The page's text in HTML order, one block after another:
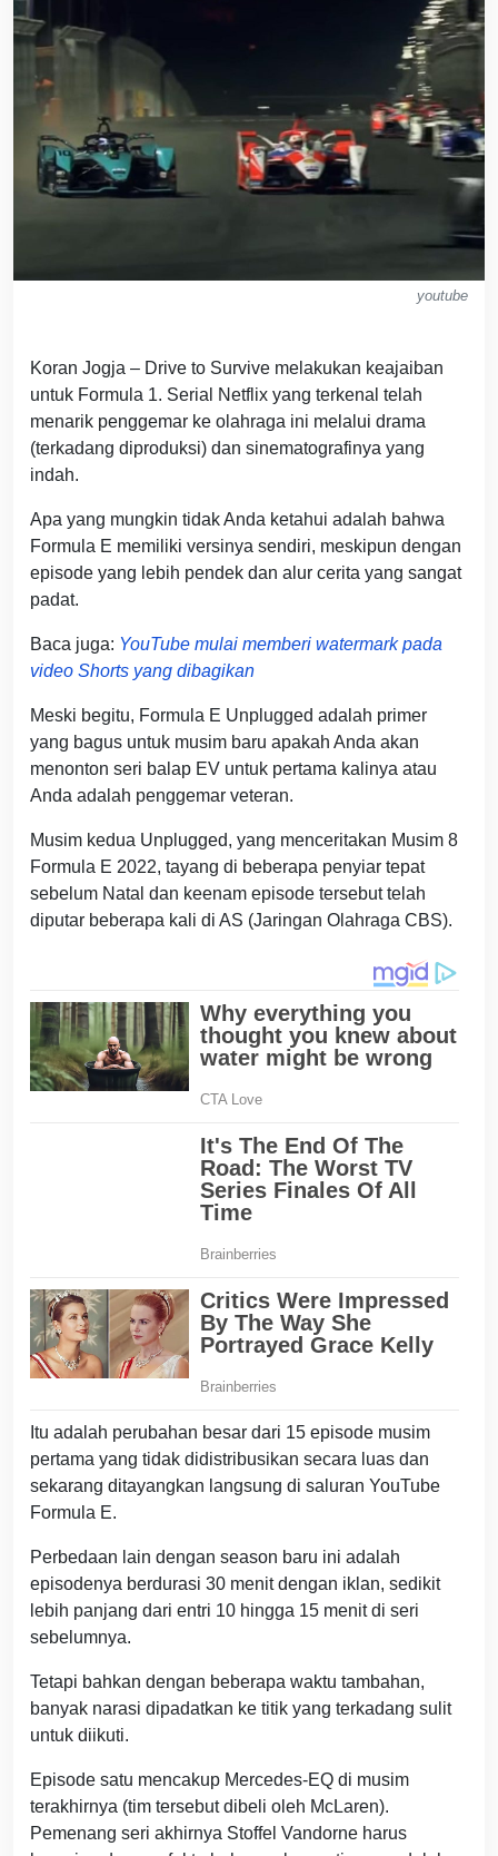
youtube
Koran Jogja – Drive to Survive melakukan keajaiban
untuk Formula 1. Serial Netflix yang terkenal telah
menarik penggemar ke olahraga ini melalui drama
(terkadang diproduksi) dan sinematografinya yang
indah.
Apa yang mungkin tidak Anda ketahui adalah bahwa
Formula E memiliki versinya sendiri, meskipun dengan
episode yang lebih pendek dan alur cerita yang sangat
padat.
Baca juga: YouTube mulai memberi watermark pada
video Shorts yang dibagikan
Meski begitu, Formula E Unplugged adalah primer
yang bagus untuk musim baru apakah Anda akan
menonton seri balap EV untuk pertama kalinya atau
Anda adalah penggemar veteran.
Musim kedua Unplugged, yang menceritakan Musim 8
Formula E 2022, tayang di beberapa penyiar tepat
sebelum Natal dan keenam episode tersebut telah
diputar beberapa kali di AS (Jaringan Olahraga CBS).
Itu adalah perubahan besar dari 15 episode musim
pertama yang tidak didistribusikan secara luas dan
sekarang ditayangkan langsung di saluran YouTube
Formula E.
Perbedaan lain dengan season baru ini adalah
episodenya berdurasi 30 menit dengan iklan, sedikit
lebih panjang dari entri 10 hingga 15 menit di seri
sebelumnya.
Tetapi bahkan dengan beberapa waktu tambahan,
banyak narasi dipadatkan ke titik yang terkadang sulit
untuk diikuti.
Episode satu mencakup Mercedes-EQ di musim
terakhirnya (tim tersebut dibeli oleh McLaren).
Pemenang seri akhirnya Stoffel Vandorne harus